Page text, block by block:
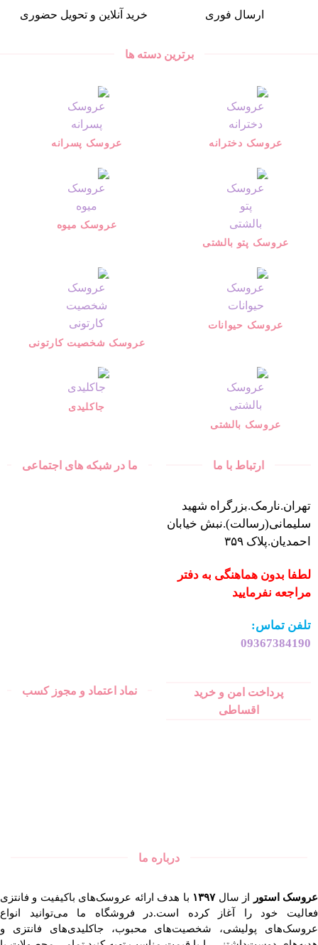
ارسال فوری خرید آنلاین و تحویل حضوری
برترین دسته ها
عروسک دخترانه عروسک پسرانه
عروسک پتو بالشتی
عروسک میوه
عروسک حیوانات
عروسک شخصیت کارتونی
عروسک بالشتی
جاکلیدی
ارتباط با ما
تهران.نارمک.بزرگراه شهید
سلیمانی(رسالت).نبش خیابان
احمدیان.پلاک ۳۵۹
لطفا بدون هماهنگی به دفتر
مراجعه نفرمایید
تلفن تماس:
09367384190
ما در شبکه های اجتماعی
پرداخت امن و خرید
اقساطی
نماد اعتماد و مجوز کسب
درباره ما
عروسک استور از سال۱۳۹۷ با هدف ارائه عروسک‌های باکیفیت و فانتزی
فعالیت خود را آغاز کرده است.در فروشگاه ما می‌توانید انواع
عروسک‌های پولیشی، شخصیت‌های محبوب، جاکلیدی‌های فانتزی و